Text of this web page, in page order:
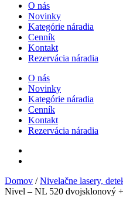
O nás
Novinky
Kategórie náradia
Cenník
Kontakt
Rezervácia náradia
O nás
Novinky
Kategórie náradia
Cenník
Kontakt
Rezervácia náradia
Domov /Nivelačne lasery,
Nivel – NL 520 dvojsklonový